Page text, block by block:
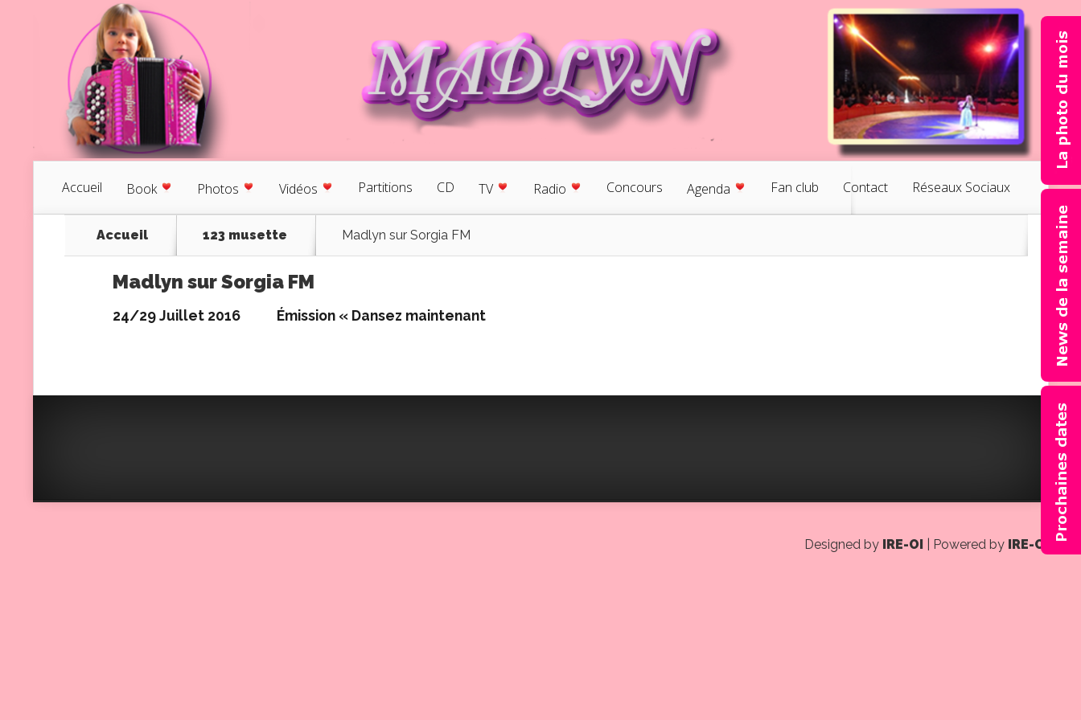
Accueil Book Photos Vidéos Partitions CD TV Radio Concours Agenda Fan club Contact Réseaux Sociaux
Accueil 123 musette Madlyn sur Sorgia FM
Madlyn sur Sorgia FM
24/29 Juillet 2016 Émission « Dansez maintenantdurée 58mn
Designed by IRE-OI | Powered by IRE-OI